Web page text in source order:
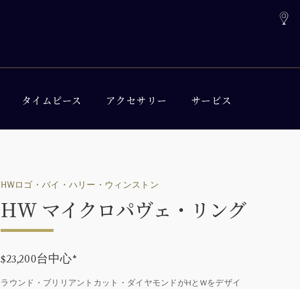
タイムピース アクセサリー サービス
HWロゴ・バイ・ハリー・ウィンストン
HW マイクロパヴェ・リング
$23,200台中心*
ラウンド・ブリリアントカット・ダイヤモンドがHとWをデザイ